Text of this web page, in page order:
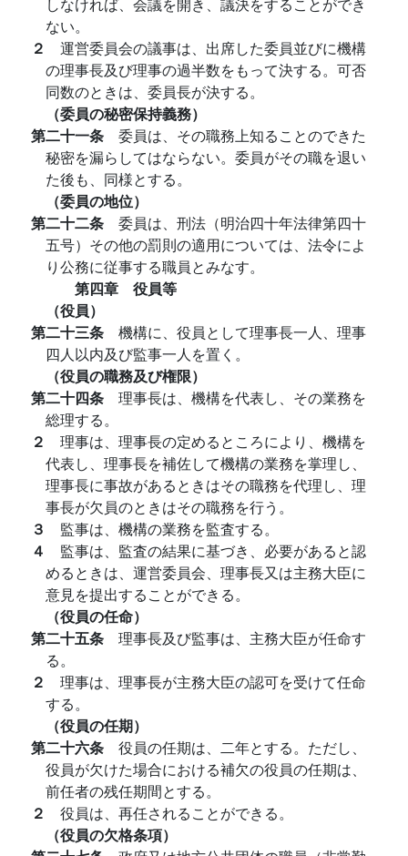
ない。
２ 運営委員会の議事は、出席した委員並びに機構
の理事長及び理事の過半数をもって決する。可否
同数のときは、委員長が決する。
（委員の秘密保持義務）
第二十一条 委員は、その職務上知ることのできた
秘密を漏らしてはならない。委員がその職を退い
た後も、同様とする。
（委員の地位）
第二十二条 委員は、刑法（明治四十年法律第四十
五号）その他の罰則の適用については、法令によ
り公務に従事する職員とみなす。
第四章 役員等
（役員）
第二十三条 機構に、役員として理事長一人、理事
四人以内及び監事一人を置く。
（役員の職務及び権限）
第二十四条 理事長は、機構を代表し、その業務を
総理する。
２ 理事は、理事長の定めるところにより、機構を
代表し、理事長を補佐して機構の業務を掌理し、
理事長に事故があるときはその職務を代理し、理
事長が欠員のときはその職務を行う。
３ 監事は、機構の業務を監査する。
４ 監事は、監査の結果に基づき、必要があると認
めるときは、運営委員会、理事長又は主務大臣に
意見を提出することができる。
（役員の任命）
第二十五条 理事長及び監事は、主務大臣が任命す
る。
２ 理事は、理事長が主務大臣の認可を受けて任命
する。
（役員の任期）
第二十六条 役員の任期は、二年とする。ただし、
役員が欠けた場合における補欠の役員の任期は、
前任者の残任期間とする。
２ 役員は、再任されることができる。
（役員の欠格条項）